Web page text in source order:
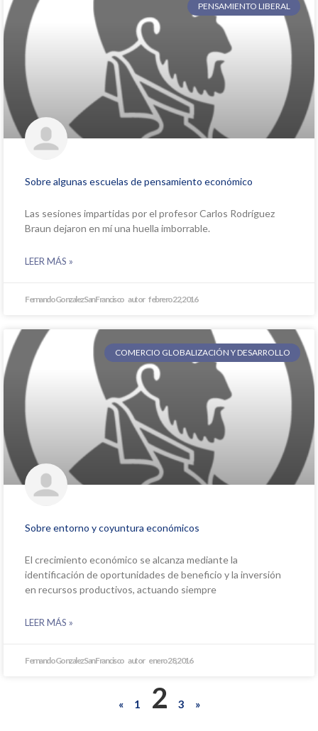
PENSAMIENTO LIBERAL
Sobre algunas escuelas de pensamiento económico
Las sesiones impartidas por el profesor Carlos Rodríguez
Braun dejaron en mí una huella imborrable.
LEER MÁS »
Fernando Gonzalez San Francisco febrero 22, 2016
COMERCIO GLOBALIZACIÓN Y DESARROLLO
Sobre entorno y coyuntura económicos
El crecimiento económico se alcanza mediante la
identificación de oportunidades de beneficio y la inversión
en recursos productivos, actuando siempre
LEER MÁS »
Fernando Gonzalez San Francisco enero 28, 2016
« 1 2 3 »